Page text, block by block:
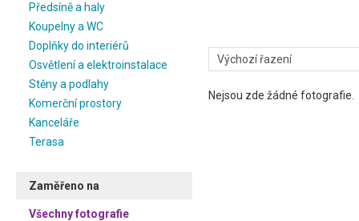
Předsíně a haly
Koupelny a WC
Doplňky do interiérů
Osvětlení a elektroinstalace
Stěny a podlahy
Komerční prostory
Kanceláře
Terasa
Zaměřeno na
Všechny fotografie
Nejsou zde žádné fotografie.